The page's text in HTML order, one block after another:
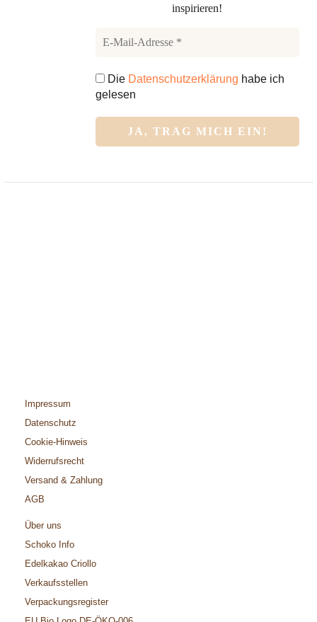
inspirieren!
Die Datenschutzerklärung habe ich
gelesen
Impressum
Datenschutz
Cookie-Hinweis
Widerrufsrecht
Versand & Zahlung
AGB
Über uns
Schoko Info
Edelkakao Criollo
Verkaufsstellen
Verpackungsregister